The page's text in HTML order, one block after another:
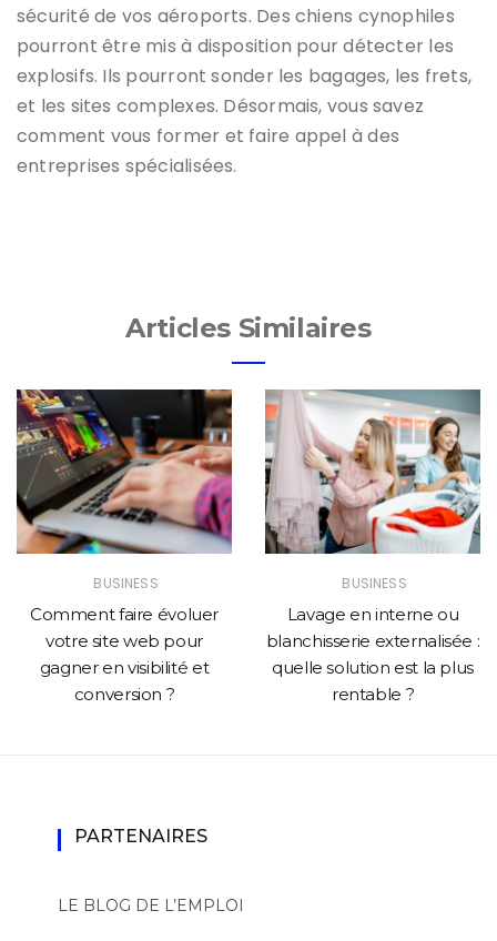
sécurité de vos aéroports. Des chiens cynophiles
pourront être mis à disposition pour détecter les
explosifs. Ils pourront sonder les bagages, les frets,
et les sites complexes. Désormais, vous savez
comment vous former et faire appel à des
entreprises spécialisées.
Articles Similaires
BUSINESS
Comment faire évoluer
votre site web pour
gagner en visibilité et
conversion ?
BUSINESS
Lavage en interne ou
blanchisserie externalisée :
quelle solution est la plus
rentable ?
PARTENAIRES
LE BLOG DE L’EMPLOI